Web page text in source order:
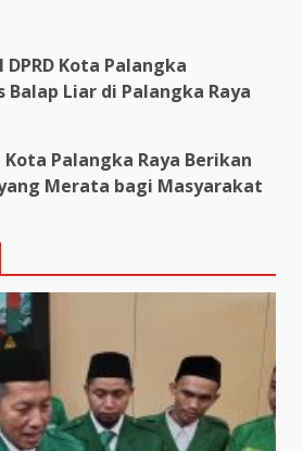
Kota Palangka
Balap Liar di Palangka Raya
Palangka Raya Berikan
Merata bagi Masyarakat